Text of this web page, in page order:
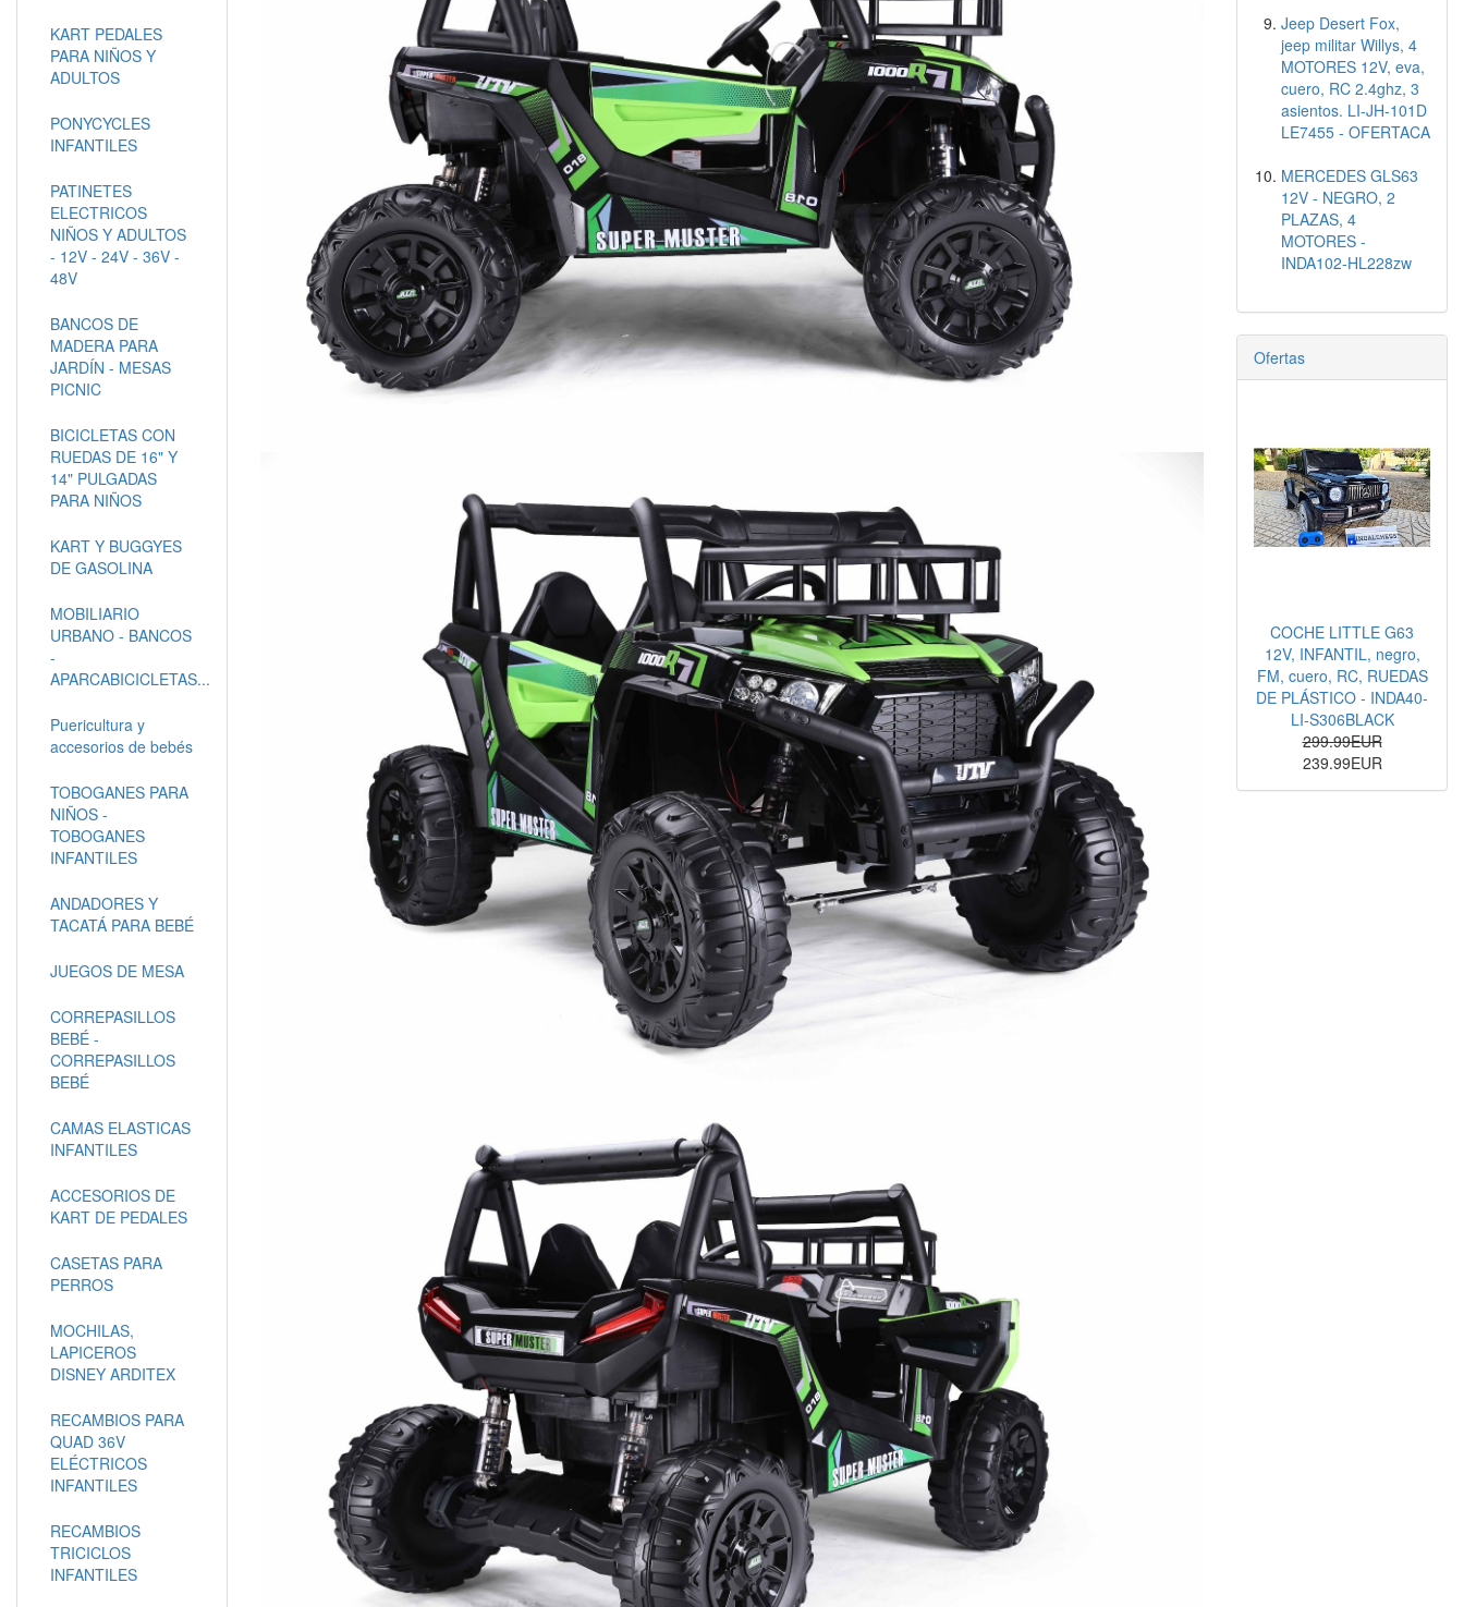
KART PEDALES
PARA NIÑOS Y
ADULTOS
PONYCYCLES
INFANTILES
PATINETES
ELECTRICOS
NIÑOS Y ADULTOS
- 12V - 24V - 36V -
48V
BANCOS DE
MADERA PARA
JARDÍN - MESAS
PICNIC
BICICLETAS CON
RUEDAS DE 16" Y
14" PULGADAS
PARA NIÑOS
KART Y BUGGYES
DE GASOLINA
MOBILIARIO
URBANO - BANCOS
-
APARCABICICLETAS...
Puericultura y
accesorios de bebés
TOBOGANES PARA
NIÑOS -
TOBOGANES
INFANTILES
ANDADORES Y
TACATÁ PARA BEBÉ
JUEGOS DE MESA
CORREPASILLOS
BEBÉ -
CORREPASILLOS
BEBÉ
CAMAS ELASTICAS
INFANTILES
ACCESORIOS DE
KART DE PEDALES
CASETAS PARA
PERROS
MOCHILAS,
LAPICEROS
DISNEY ARDITEX
RECAMBIOS PARA
QUAD 36V
ELÉCTRICOS
INFANTILES
RECAMBIOS
TRICICLOS
INFANTILES
Jeep Desert Fox,
jeep militar Willys, 4
MOTORES 12V, eva,
cuero, RC 2.4ghz, 3
asientos. LI-JH-101D
LE7455 - OFERTACA
MERCEDES GLS63
12V - NEGRO, 2
PLAZAS, 4
MOTORES -
INDA102-HL228zw
Ofertas
COCHE LITTLE G63
12V, INFANTIL, negro,
FM, cuero, RC, RUEDAS
DE PLÁSTICO - INDA40-
LI-S306BLACK
299.99EUR
239.99EUR